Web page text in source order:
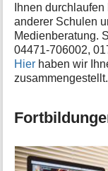
Ihnen
anderer Schulen
Medienberatung.
04471-706002,
Hier haben wir
zusammengestellt.